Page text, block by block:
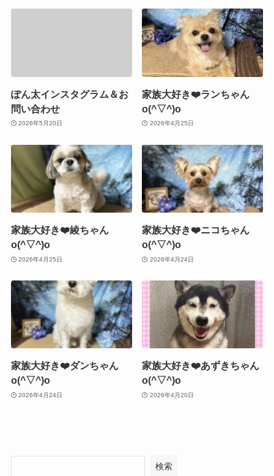
ぽん太インスタグラム＆お
問い合わせ
2026年5月20日
家族大好き❤️ランちゃん
o(^▽^)o
2026年4月25日
家族大好き❤️綾ちゃん
o(^▽^)o
2026年4月25日
家族大好き❤️ニコちゃん
o(^▽^)o
2026年4月24日
家族大好き❤️ダンちゃん
o(^▽^)o
2026年4月24日
家族大好き❤️あずきちゃん
o(^▽^)o
2026年4月20日
検索